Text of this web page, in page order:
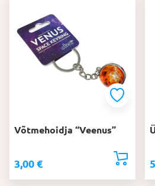
Võtmehoidja “Veenus”
3,00 €